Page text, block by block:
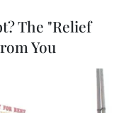
chính sách tiền
không quá
thanh khoản của
hợp trong năm
The "Relief
You